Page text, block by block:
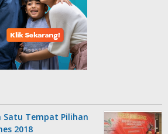
Satu Tempat Pilihan
2018